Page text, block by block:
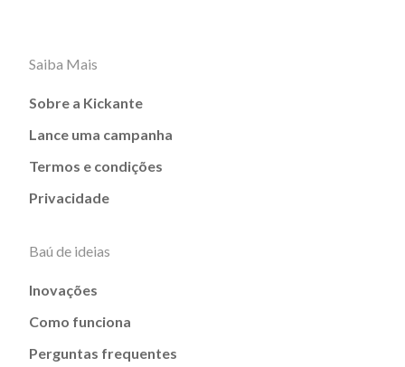
Saiba Mais
Sobre a Kickante
Lance uma campanha
Termos e condições
Privacidade
Baú de ideias
Inovações
Como funciona
Perguntas frequentes